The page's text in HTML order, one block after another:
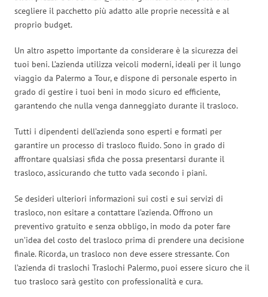
scegliere il pacchetto più adatto alle proprie necessità e al
proprio budget.
Un altro aspetto importante da considerare è la sicurezza dei
tuoi beni. L’azienda utilizza veicoli moderni, ideali per il lungo
viaggio da Palermo a Tour, e dispone di personale esperto in
grado di gestire i tuoi beni in modo sicuro ed efficiente,
garantendo che nulla venga danneggiato durante il trasloco.
Tutti i dipendenti dell’azienda sono esperti e formati per
garantire un processo di trasloco fluido. Sono in grado di
affrontare qualsiasi sfida che possa presentarsi durante il
trasloco, assicurando che tutto vada secondo i piani.
Se desideri ulteriori informazioni sui costi e sui servizi di
trasloco, non esitare a contattare l’azienda. Offrono un
preventivo gratuito e senza obbligo, in modo da poter fare
un’idea del costo del trasloco prima di prendere una decisione
finale. Ricorda, un trasloco non deve essere stressante. Con
l’azienda di traslochi Traslochi Palermo, puoi essere sicuro che il
tuo trasloco sarà gestito con professionalità e cura.